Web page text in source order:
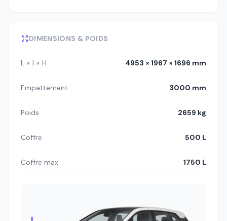
DIMENSIONS & POIDS
L × l × H 4953 × 1967 × 1696 mm
Empattement 3000 mm
Poids 2659 kg
Coffre 500 L
Coffre max 1750 L